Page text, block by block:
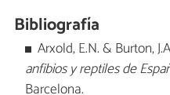
Bibliografía
Arxold, E.N. & Burton,
anfibios y reptiles de
Barcelona.